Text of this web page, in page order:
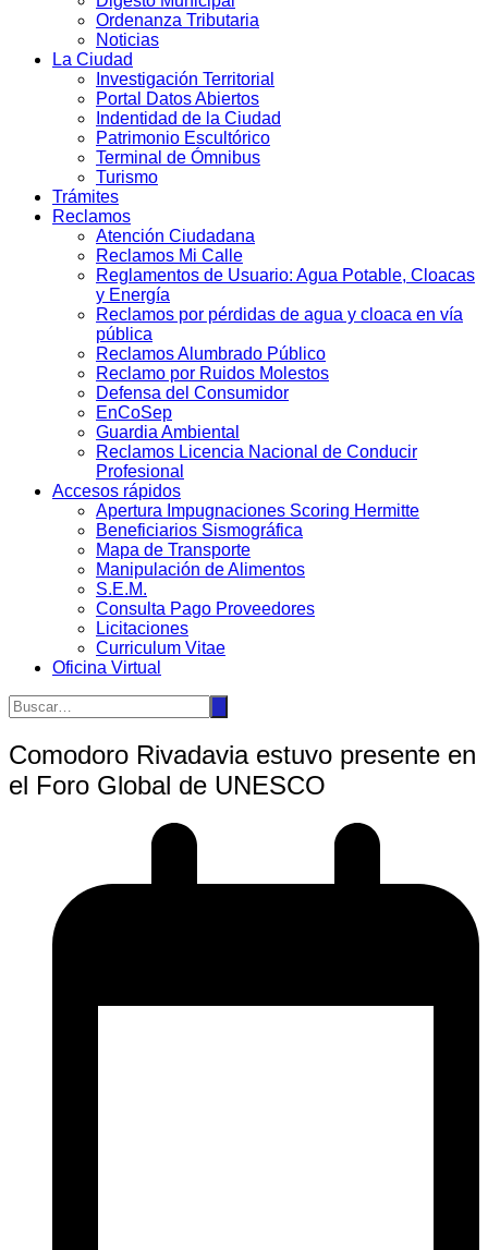
Ordenanza Tributaria
Noticias
La Ciudad
Investigación Territorial
Portal Datos Abiertos
Indentidad de la Ciudad
Patrimonio Escultórico
Terminal de Ómnibus
Turismo
Trámites
Reclamos
Atención Ciudadana
Reclamos Mi Calle
Reglamentos de Usuario: Agua Potable, Cloacas
y Energía
Reclamos por pérdidas de agua y cloaca en vía
pública
Reclamos Alumbrado Público
Reclamo por Ruidos Molestos
Defensa del Consumidor
EnCoSep
Guardia Ambiental
Reclamos Licencia Nacional de Conducir
Profesional
Accesos rápidos
Apertura Impugnaciones Scoring Hermitte
Beneficiarios Sismográfica
Mapa de Transporte
Manipulación de Alimentos
S.E.M.
Consulta Pago Proveedores
Licitaciones
Curriculum Vitae
Oficina Virtual
Comodoro Rivadavia estuvo presente en
el Foro Global de UNESCO